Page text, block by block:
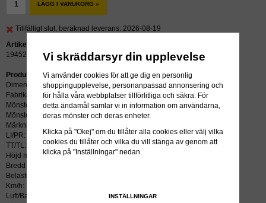
LÄGG I VARUKORG »
Tillfälligt slut, beräknad leverans: 2026-08-19
Artikelnummer:
19452
Produktbeskrivning:
Dimension: 24x11.00-10
Fabrikat: BKT
Mönster: W207
Mönstertyp: WING
Märkning: E-MÄRKT
LI/PR: 6PR
TT/TL: TL (slang krävs ej)
Höjd mm: 610
Bredd mm: 279
Belastning kg: 200
Km/h: 100
Luft/Bar: 0,50
Vi skräddarsyr din upplevelse
Vi använder cookies för att ge dig en personlig
shoppingupplevelse, personanpassad annonsering och
för hålla våra webbplatser tillförlitliga och säkra. För
detta ändamål samlar vi in information om användarna,
deras mönster och deras enheter.
Klicka på "Okej" om du tillåter alla cookies eller välj vilka
cookies du tillåter och vilka du vill stänga av genom att
klicka på "Inställningar" nedan.
INSTÄLLNINGAR